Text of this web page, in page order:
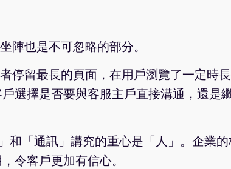
陣也是不可忽略的部分。
停留最長的頁面，在用戶瀏覽了一定時
選擇是否要與客服主戶直接溝通，還是
「通訊」講究的重心是「人」。企業的
令客戶更加有信心。